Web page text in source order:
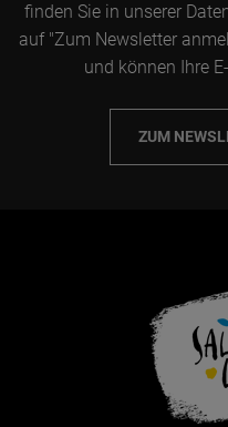
finden Sie in unserer
auf "Zum Newsletter
und können Ihre
ZUM